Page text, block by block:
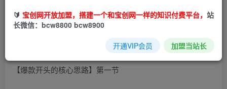
爆款商业IP
【爆款开头的核心思路】第一节
🔰 宝创网开放加盟，搭建一个和宝创网一样的知识付费平台， 站
长微信：bcw8800 bcw8900
开通VIP会员 加盟当站长